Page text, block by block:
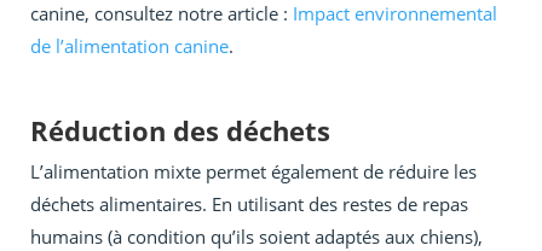
canine, consultez notre article : Impact environnemental
de l’alimentation canine.
Réduction des déchets
L’alimentation mixte permet également de réduire les
déchets alimentaires. En utilisant des restes de repas
humains (à condition qu’ils soient adaptés aux chiens),